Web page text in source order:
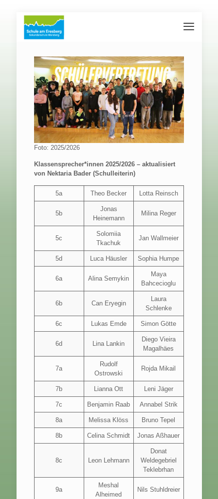
Foto: 2025/2026
Klassensprecher*innen 2025/2026 – aktualisiert
von Nektaria Bader (Schulleiterin)
5a Theo Becker Lotta Reinsch
5b
Jonas
Heinemann
Milina Reger
5c
Solomiia
Tkachuk
Jan Wallmeier
5d Luca Häusler Sophia Humpe
6a Alina Semykin
Maya
Bahcecioglu
6b Can Eryegin
Laura
Schlenke
6c Lukas Emde Simon Götte
6d Lina Lankin
Diego Vieira
Magalhäes
7a
Rudolf
Ostrowski
Rojda Mikail
7b Lianna Ott Leni Jäger
7c Benjamin Raab Annabel Strik
8a Melissa Klöss Bruno Tepel
8b Celina Schmidt Jonas Aßhauer
8c Leon Lehmann
Donat
Weldegebriel
Teklebrhan
9a
Meshal
Alheimed
Nils Stuhldreier